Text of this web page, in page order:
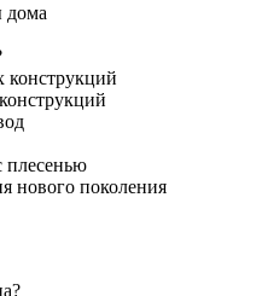
дома
конструкций
плесенью
нового поколения